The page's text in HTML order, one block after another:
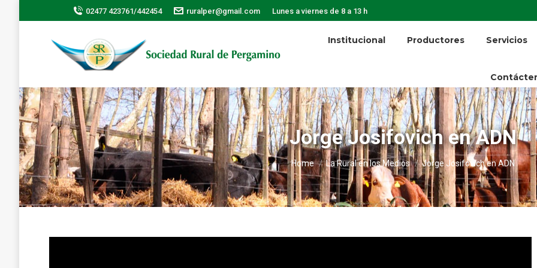
02477 423761/442454 ruralper@gmail.com Lunes a viernes de 8 a 13 h
Institucional Productores Servicios
Jorge Josifovich en ADN
You are here:
Home La Rural en los Medios Jorge Josifovich en ADN